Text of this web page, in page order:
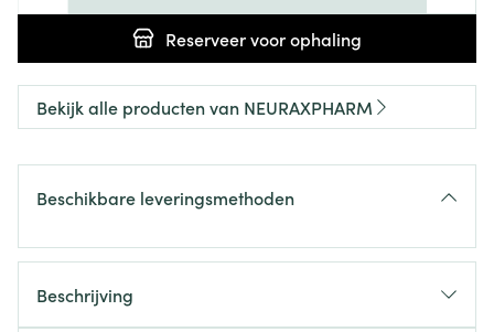
Reserveervoor ophaling
Bekijk alle producten van NEURAXPHARM
Beschikbare leveringsmethoden
Beschrijving